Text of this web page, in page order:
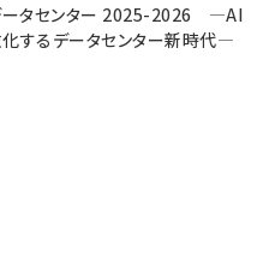
データセンター 2025-2026 ―AI
化するデータセンター新時代―